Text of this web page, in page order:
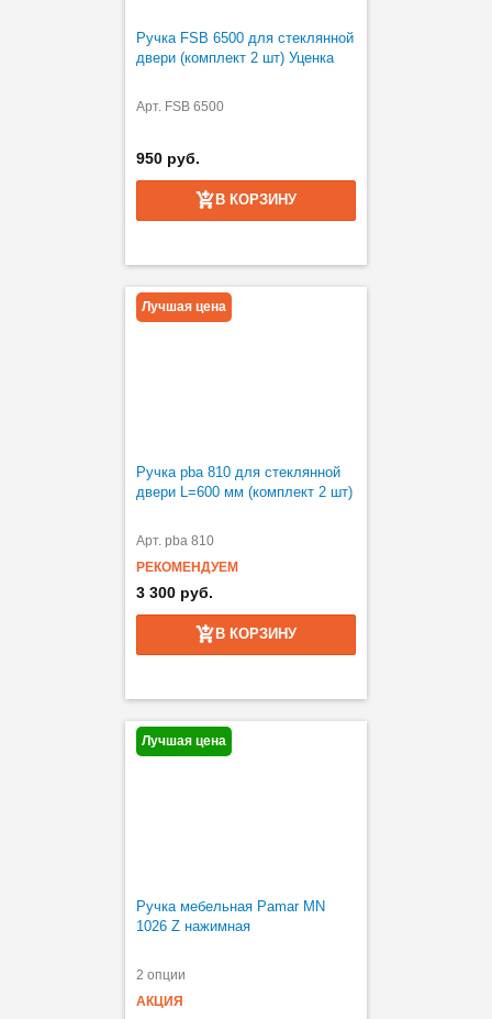
Ручка FSB 6500 для стеклянной
двери (комплект 2 шт) Уценка
Арт. FSB 6500
950 руб.
В КОРЗИНУ
Лучшая цена
Ручка pba 810 для стеклянной
двери L=600 мм (комплект 2 шт)
Арт. pba 810
РЕКОМЕНДУЕМ
3 300 руб.
В КОРЗИНУ
Лучшая цена
Ручка мебельная Pamar MN
1026 Z нажимная
2 опции
АКЦИЯ